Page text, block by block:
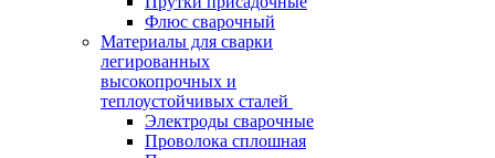
Флюс сварочный
Материалы для сварки
легированных
высокопрочных и
теплоустойчивых сталей
Электроды сварочные
Проволока сплошная